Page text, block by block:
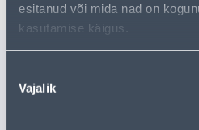
esitanud või mida nad on
kasutamise käigus.
valik
Vajalik
Похожие продукты